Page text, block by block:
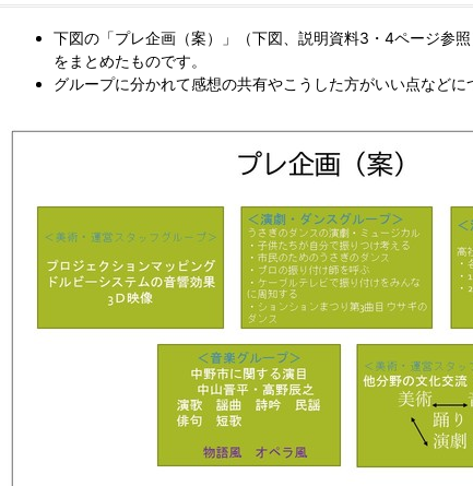
下図の「プレ企画（案）」（下図、説明資料3・4ページ参
をまとめたものです。
グループに分かれて感想の共有やこうした方がいい点などに